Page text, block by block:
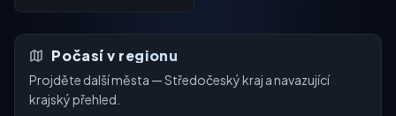
Počasí v regionu
Projděte další města — Středočeský kraj a navazující
krajský přehled.